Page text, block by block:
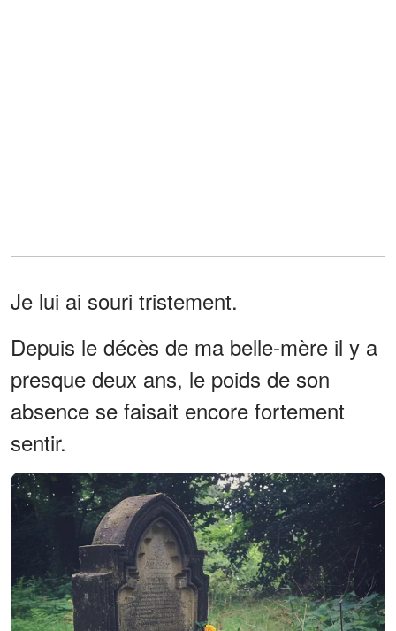
Je lui ai souri tristement.
Depuis le décès de ma belle-mère il y a
presque deux ans, le poids de son
absence se faisait encore fortement
sentir.